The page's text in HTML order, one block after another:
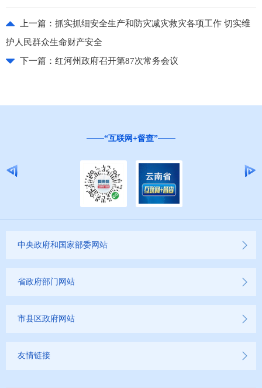
上一篇： 抓实抓细安全生产和防灾减灾救灾各项工作 切实维
护人民群众生命财产安全
下一篇： 红河州政府召开第87次常务会议
“互联网+督查”
中央政府和国家部委网站
省政府部门网站
市县区政府网站
友情链接